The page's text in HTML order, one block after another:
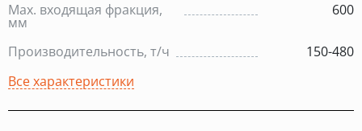
Max. входящая фракция,
мм
600
Производительность, т/ч
150-480
Все характеристики